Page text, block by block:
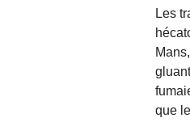
Les
que